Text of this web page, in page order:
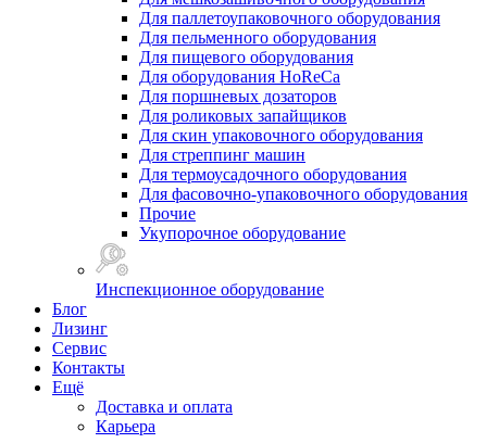
Для паллетоупаковочного оборудования
Для пельменного оборудования
Для пищевого оборудования
Для оборудования HoReCa
Для поршневых дозаторов
Для роликовых запайщиков
Для скин упаковочного оборудования
Для стреппинг машин
Для термоусадочного оборудования
Для фасовочно-упаковочного оборудования
Прочие
Укупорочное оборудование
Инспекционное оборудование
Блог
Лизинг
Сервис
Контакты
Ещё
Доставка и оплата
Карьера